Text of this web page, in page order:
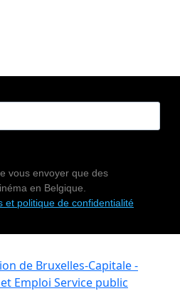
vous envoyer que des
en Belgique.
et politique de confidentialité
de Bruxelles-Capitale -
Emploi Service public